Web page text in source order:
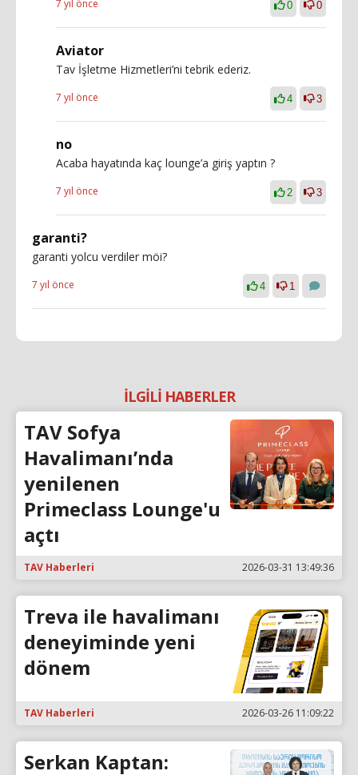
7 yıl önce 0 0
Aviator
Tav İşletme Hizmetleri’ni tebrik ederiz.
7 yıl önce 4 3
no
Acaba hayatında kaç lounge’a giriş yaptın ?
7 yıl önce 2 3
garanti?
garanti yolcu verdiler möi?
7 yıl önce 4 1
İLGİLİ HABERLER
TAV Sofya
Havalimanı’nda
yenilenen
Primeclass Lounge'u
açtı
TAV Haberleri 2026-03-31 13:49:36
Treva ile havalimanı
deneyiminde yeni
dönem
TAV Haberleri 2026-03-26 11:09:22
Serkan Kaptan: